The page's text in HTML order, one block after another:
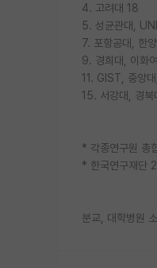
4. 고려대 18
5. 성균관대,
7. 포항공대, 한
9. 경희대, 이화
11. GIST, 중앙
15. 서강대, 경북
* 각종연구원 총
* 한국연구재단
분교, 대학병원